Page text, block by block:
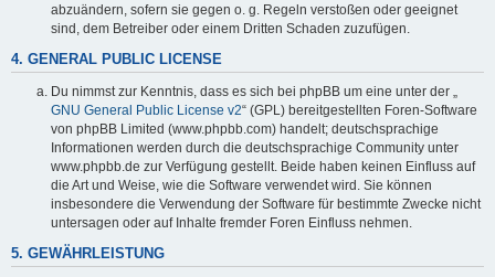
abzuändern, sofern sie gegen o. g. Regeln verstoßen oder geeignet
sind, dem Betreiber oder einem Dritten Schaden zuzufügen.
4. GENERAL PUBLIC LICENSE
Du nimmst zur Kenntnis, dass es sich bei phpBB um eine unter der „
GNU General Public License v2“ (GPL) bereitgestellten Foren-Software
von phpBB Limited (www.phpbb.com) handelt; deutschsprachige
Informationen werden durch die deutschsprachige Community unter
www.phpbb.de zur Verfügung gestellt. Beide haben keinen Einfluss auf
die Art und Weise, wie die Software verwendet wird. Sie können
insbesondere die Verwendung der Software für bestimmte Zwecke nicht
untersagen oder auf Inhalte fremder Foren Einfluss nehmen.
5. GEWÄHRLEISTUNG